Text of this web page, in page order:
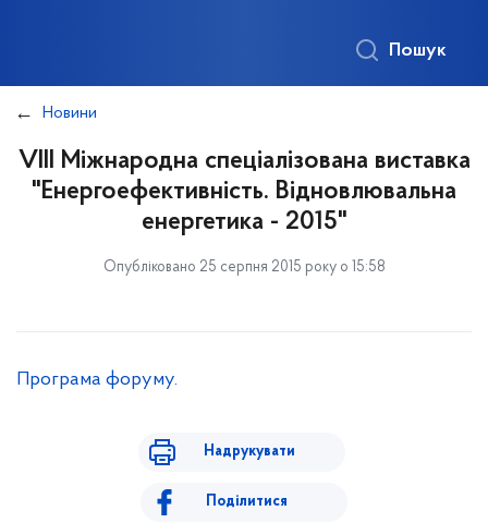
Пошук
Новини
VIII Міжнародна спеціалізована виставка
"Енергоефективність. Відновлювальна
енергетика - 2015"
Опубліковано 25 серпня 2015 року о 15:58
Програма форуму.
Надрукувати
Поділитися